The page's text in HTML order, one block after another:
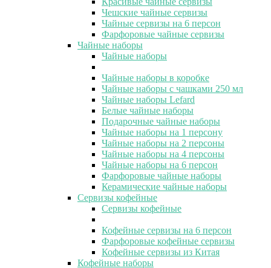
Чешские чайные сервизы
Чайные сервизы на 6 персон
Фарфоровые чайные сервизы
Чайные наборы
Чайные наборы
Чайные наборы в коробке
Чайные наборы с чашками 250 мл
Чайные наборы Lefard
Белые чайные наборы
Подарочные чайные наборы
Чайные наборы на 1 персону
Чайные наборы на 2 персоны
Чайные наборы на 4 персоны
Чайные наборы на 6 персон
Фарфоровые чайные наборы
Керамические чайные наборы
Сервизы кофейные
Сервизы кофейные
Кофейные сервизы на 6 персон
Фарфоровые кофейные сервизы
Кофейные сервизы из Китая
Кофейные наборы